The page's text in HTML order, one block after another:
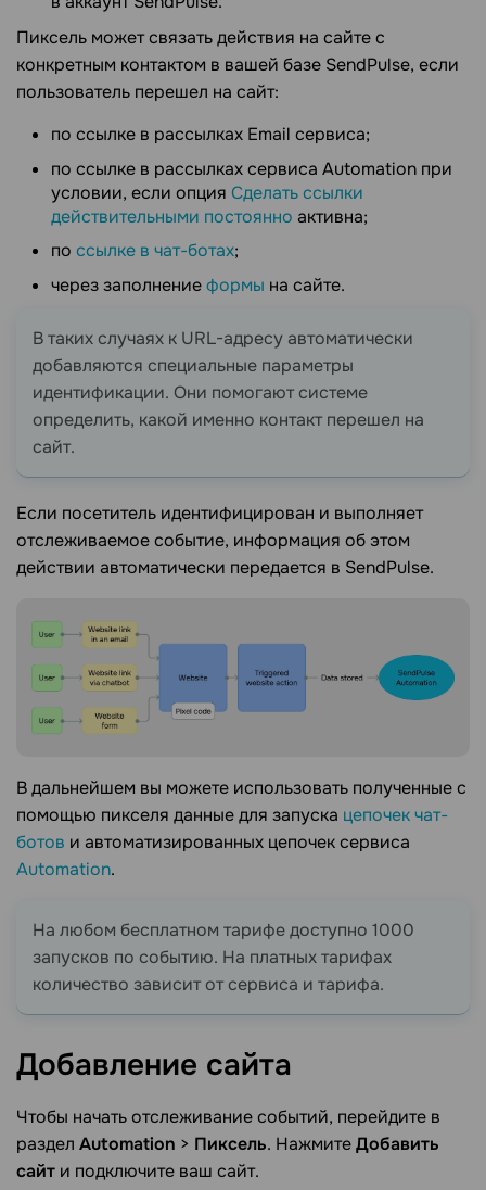
Пиксель может связать действия на сайте с
конкретным контактом в вашей базе SendPulse, если
пользователь перешел на сайт:
по ссылке в рассылках Email сервиса;
по ссылке в рассылках сервиса Automation при
условии, если опция Сделать ссылки
действительными постоянно активна;
по ссылке в чат-ботах;
через заполнениеформы на сайте.
В таких случаях к URL-адресу автоматически
добавляются специальные параметры
идентификации. Они помогают системе
определить, какой именно контакт перешел на
сайт.
Если посетитель идентифицирован и выполняет
отслеживаемое событие, информация об этом
действии автоматически передается в SendPulse.
В дальнейшем вы можете использовать полученные с
помощью пикселя данные для запуска цепочек чат-
ботов и автоматизированных цепочек сервиса
Automation.
На любом бесплатном тарифе доступно 1000
запусков по событию. На платных тарифах
количество зависит от сервиса и тарифа.
Добавление сайта
Чтобы начать отслеживание событий, перейдите в
раздел Automation > Пиксель. НажмитеДобавить
сайт и подключите ваш сайт.